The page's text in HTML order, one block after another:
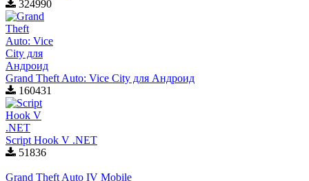
324990
Grand Theft Auto: Vice City для Aндроид
160431
Script Hook V .NET
51836
Grand Theft Auto IV Mobile